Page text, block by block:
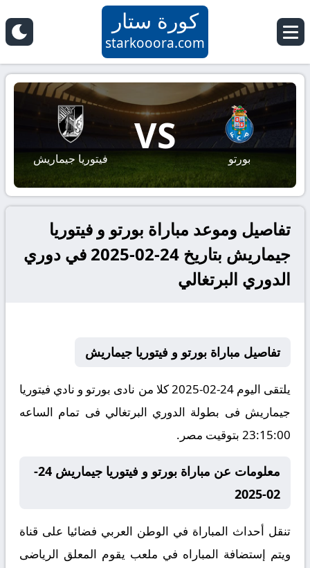
كورة ستار
starkooora.com
بورتو
VS
فيتوريا جيماريش
تفاصيل وموعد مباراة بورتو و فيتوريا
جيماريش بتاريخ 24-02-2025 في دوري
الدوري البرتغالي
تفاصيل مباراة بورتو و فيتوريا جيماريش
يلتقى اليوم 24-02-2025 كلا من نادى بورتو و نادي فيتوريا
جيماريش فى بطولة الدوري البرتغالي فى تمام الساعه
23:15:00 بتوقيت مصر.
معلومات عن مباراة بورتو و فيتوريا جيماريش 24-
02-2025
تنقل أحداث المباراة في الوطن العربي فضائيا على قناة
ويتم إستضافة المباراه في ملعب يقوم المعلق الرياضى